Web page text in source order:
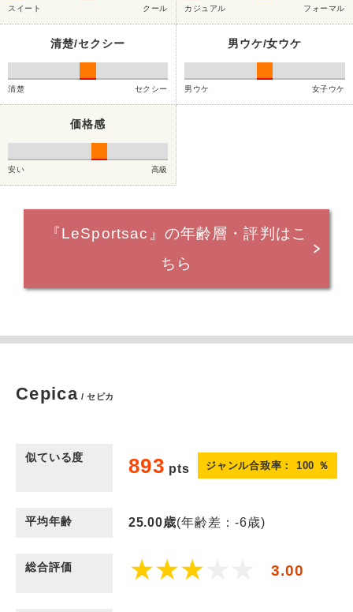
スイート クール カジュアル フォーマル
清楚/セクシー
清楚 セクシー
男ウケ/女ウケ
男ウケ 女子ウケ
価格感
安い 高級
『LeSportsac』の年齢層・評判はこ
ちら
Cepica / セピカ
似ている度 893 pts ジャンル合致率： 100 ％
平均年齢 25.00歳(年齢差：-6歳)
総合評価 3.00